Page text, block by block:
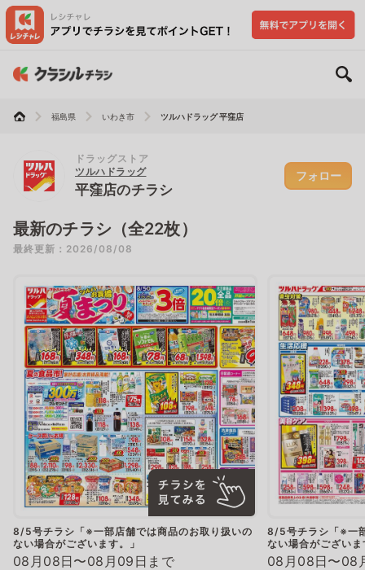
福島県 いわき市 ツルハドラッグ 平窪店
ドラッグストア
ツルハドラッグ
平窪店のチラシ
フォロー
最新のチラシ（全22枚）
最終更新：2026/08/08
8/5号チラシ「※一部店舗では商品のお取り扱いの
ない場合がございます。」
08月08日〜08月09日まで
8/5号チラシ「※一
ない場合がございま
08月08日〜08